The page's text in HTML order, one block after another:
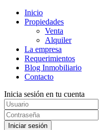
Inicio
Propiedades
Venta
Alquiler
La empresa
Requerimientos
Blog Inmobiliario
Contacto
Inicia sesión en tu cuenta
Iniciar sesión